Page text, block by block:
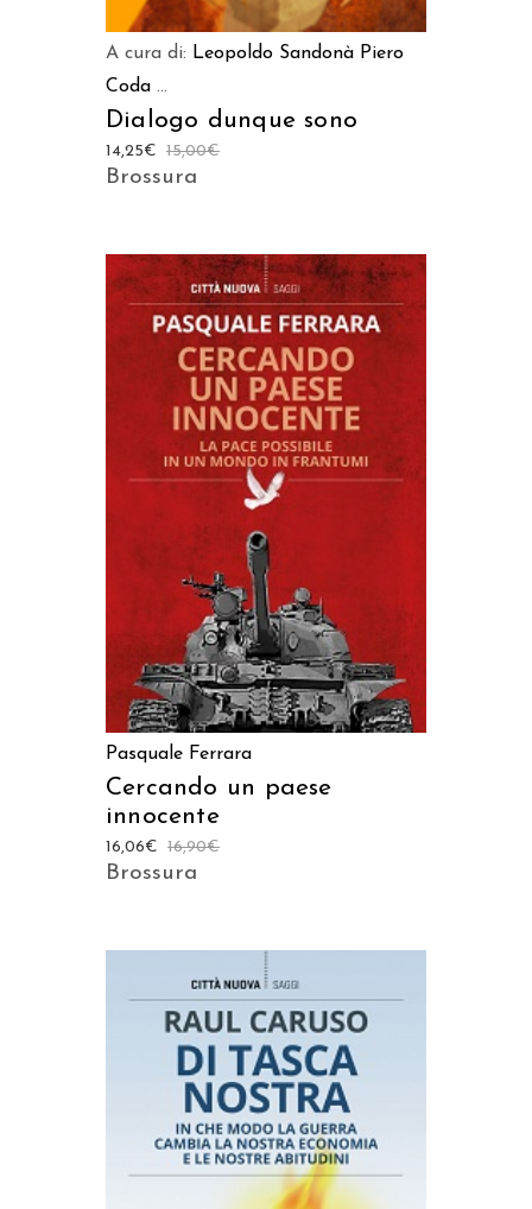
A cura di: Leopoldo Sandonà Piero
Coda ...
Dialogo dunque sono
15,00€
14,25€
Brossura
AGGIUNGI AL CARRELLO
Pasquale Ferrara
Cercando un paese
innocente
16,90€
16,06€
Brossura
AGGIUNGI AL CARRELLO